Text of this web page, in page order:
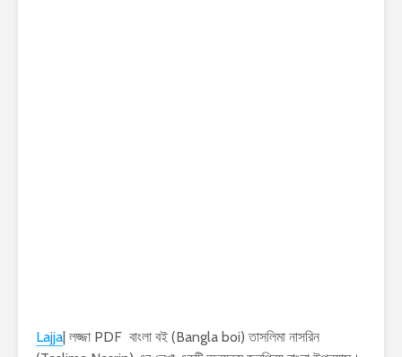
Lajja| লজ্জা PDF বাংলা বই (Bangla boi) তাসলিমা নাসরিন